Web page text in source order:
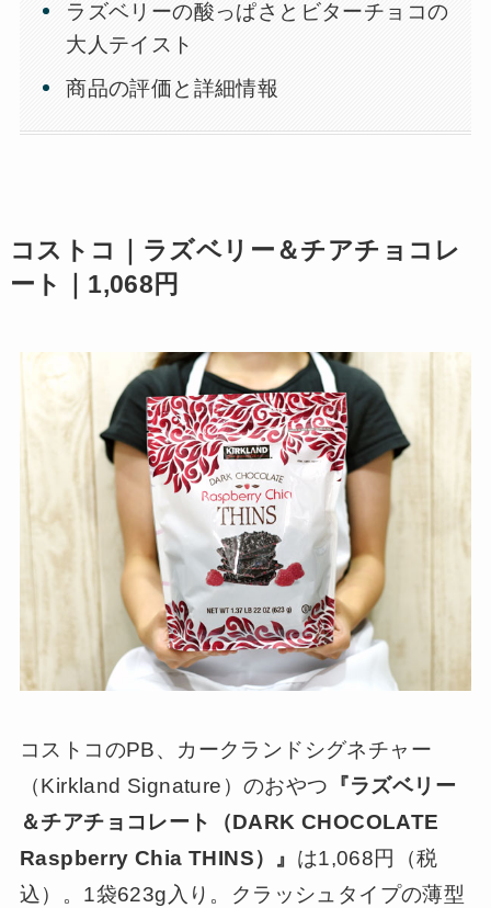
ラズベリーの酸っぱさとビターチョコの
大人テイスト
商品の評価と詳細情報
コストコ｜ラズベリー＆チアチョコレ
ート｜1,068円
コストコのPB、カークランドシグネチャー
（Kirkland Signature）のおやつ 『ラズベリー
＆チアチョコレート（DARK CHOCOLATE
Raspberry Chia THINS）』 は1,068円（税
込）。1袋623g入り。クラッシュタイプの薄型